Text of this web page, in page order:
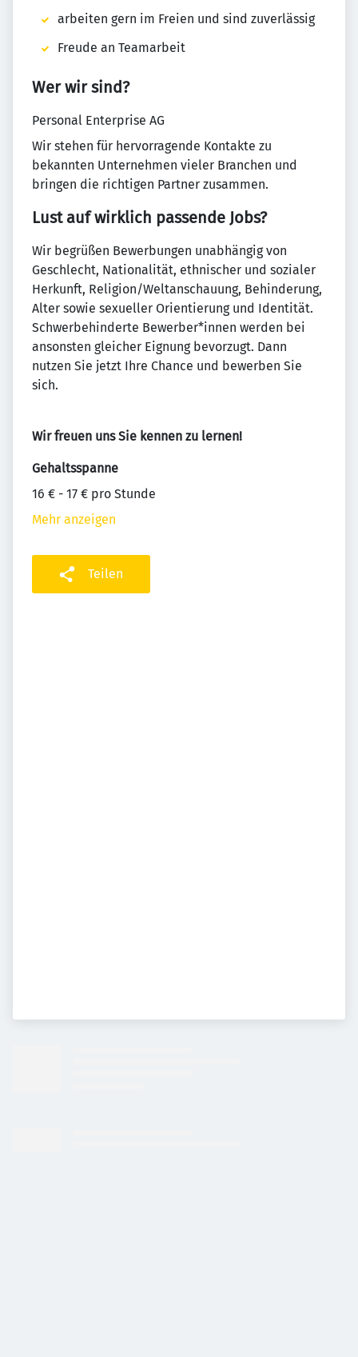
arbeiten gern im Freien und sind zuverlässig
Freude an Teamarbeit
Wer wir sind?
Personal Enterprise AG
Wir stehen für hervorragende Kontakte zu
bekannten Unternehmen vieler Branchen und
bringen die richtigen Partner zusammen.
Lust auf wirklich passende Jobs?
Wir begrüßen Bewerbungen unabhängig von
Geschlecht, Nationalität, ethnischer und sozialer
Herkunft, Religion/Weltanschauung, Behinderung,
Alter sowie sexueller Orientierung und Identität.
Schwerbehinderte Bewerber*innen werden bei
ansonsten gleicher Eignung bevorzugt. Dann
nutzen Sie jetzt Ihre Chance und bewerben Sie
sich.
Wir freuen uns Sie kennen zu lernen!
Gehaltsspanne
16 € - 17 € pro Stunde
Mehr anzeigen
Teilen